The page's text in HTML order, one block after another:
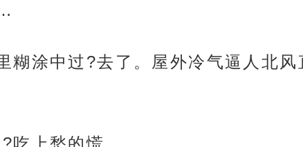
糊涂中过?去了。屋外冷气逼人北
吃上愁的慌。